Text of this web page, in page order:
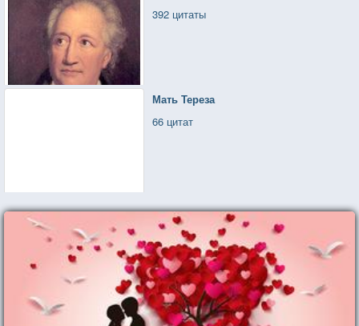
392 цитаты
Мать Тереза
66 цитат